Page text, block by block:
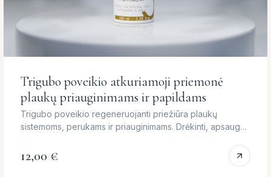
Trigubo poveikio atkuriamoji priemonė
plaukų priauginimams ir papildams
Trigubo poveikio regeneruojanti priežiūra plaukų
sistemoms, perukams ir priauginimams. Drėkinti, apsaugoti
12,00 €